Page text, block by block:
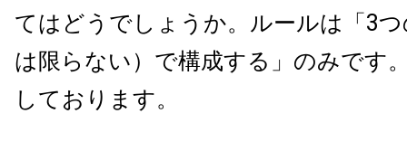
てはどうでしょうか。ルールは「3
は限らない）で構成する」のみです
しております。